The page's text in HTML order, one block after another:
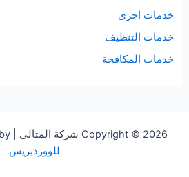
خدمات اخرى
خدمات التنظيف
خدمات المكافحة
Copyright © 2026 شركة المثالي | Powered by
للووردبريس